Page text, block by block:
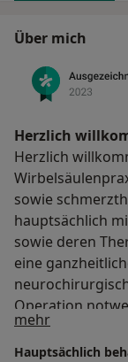
Über mich
Herzlich
Herzlich
sowie
hauptsächlich
sowie deren
eine
Operation
anschließende
Gmirek
mehrÜber mich
Hauptsächlich